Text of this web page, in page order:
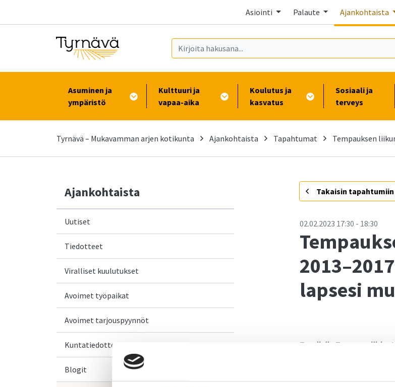
Asiointi Palaute Ajankohtaista
Asuminen ja
ympäristö
Kulttuuri ja
vapaa-aika
Koulutus ja
kasvatus
Sosiaali ja
terveys
Tyrnävä – Mukavamman arjen kotikunta Ajankohtaista Tapahtumat Tempauksen
Ajankohtaista
Uutiset
Tiedotteet
Viralliset kuulutukset
Avoimet työpaikat
Avoimet tarjouspyynnöt
Kuntatiedotteet
Blogit
- Takaisin tapahtumiin
02.02.2023 17:30 - 18:30
lapsesi
Tyrnävän Tempaus
harjoitellaan
Aika:19.1.2023 alkaen joka